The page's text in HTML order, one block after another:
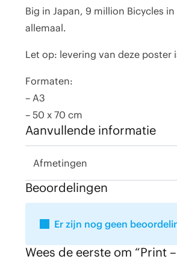
Big in Japan, 9 million Bicycles
allemaal.
Let op: levering van deze poster
Formaten:
– A3
– 50 x 70 cm
Aanvullende informatie
Afmetingen
Beoordelingen
Er zijn nog geen
Wees de eerste om “Print